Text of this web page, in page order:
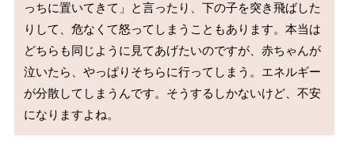
っちに置いてきて」と言ったり、下の子を突き飛ばした
りして、危なくて怒ってしまうこともあります。本当は
どちらも同じように見てあげたいのですが、赤ちゃんが
泣いたら、やっぱりそちらに行ってしまう。エネルギー
が分散してしまうんです。そうするしかないけど、不安